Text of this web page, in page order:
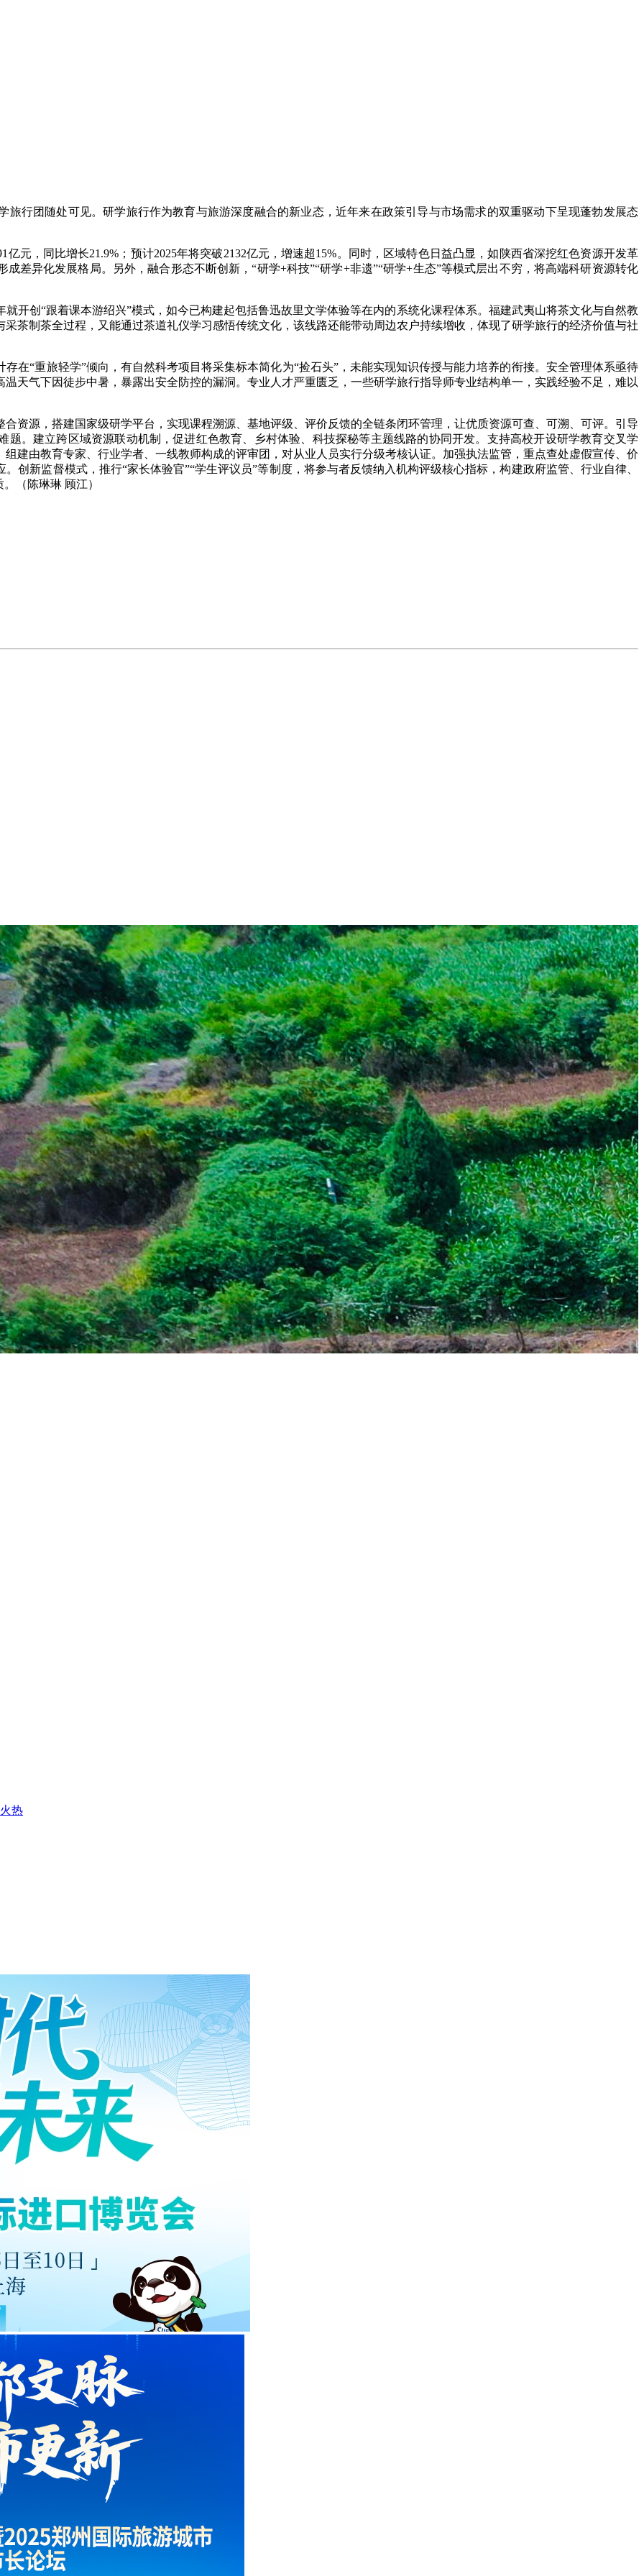
团随处可见。研学旅行作为教育与旅游深度融合的新业态，近年来在政策引导与市场需求的双重驱动下呈现蓬勃发展态
，同比增长21.9%；预计2025年将突破2132亿元，增速超15%。同时，区域特色日益凸显，如陕西省深挖红色资源开发革
差异化发展格局。另外，融合形态不断创新，“研学+科技”“研学+非遗”“研学+生态”等模式层出不穷，将高端科研资源转化
创“跟着课本游绍兴”模式，如今已构建起包括鲁迅故里文学体验等在内的系统化课程体系。福建武夷山将茶文化与自然教
茶制茶全过程，又能通过茶道礼仪学习感悟传统文化，该线路还能带动周边农户持续增收，体现了研学旅行的经济价值与社
“重旅轻学”倾向，有自然科考项目将采集标本简化为“捡石头”，未能实现知识传授与能力培养的衔接。安全管理体系亟待
天气下因徒步中暑，暴露出安全防控的漏洞。专业人才严重匮乏，一些研学旅行指导师专业结构单一，实践经验不足，难以
源，搭建国家级研学平台，实现课程溯源、基地评级、评价反馈的全链条闭环管理，让优质资源可查、可溯、可评。引导
。建立跨区域资源联动机制，促进红色教育、乡村体验、科技探秘等主题线路的协同开发。支持高校开设研学教育交叉学
建由教育专家、行业学者、一线教师构成的评审团，对从业人员实行分级考核认证。加强执法监管，重点查处虚假宣传、价
创新监督模式，推行“家长体验官”“学生评议员”等制度，将参与者反馈纳入机构评级核心指标，构建政府监管、行业自律、
（陈琳琳 顾江）